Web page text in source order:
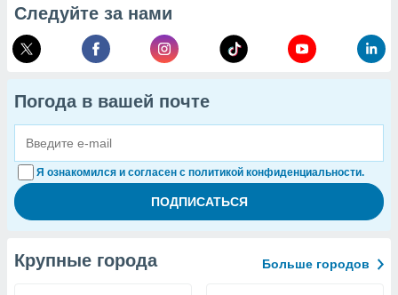
Следуйте за нами
Погода в вашей почте
Я ознакомился и согласен с политикой конфиденциальности.
Крупные города Больше городов